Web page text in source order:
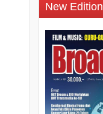
New Edition